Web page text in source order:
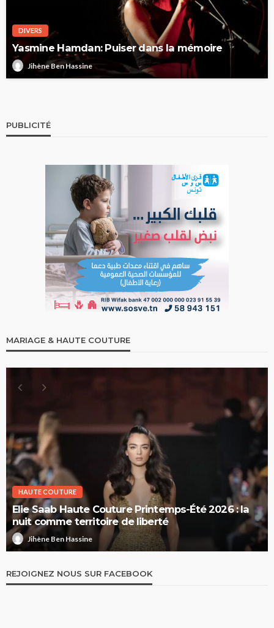
DIVERS
Yasmine Hamdan: Puiser dans la mémoire
Jihène Ben Hassine
PUBLICITÉ
MARIAGE & HAUTE COUTURE
HAUTE COUTURE
Elie Saab Haute Couture Printemps-Été 2026 : la
nuit comme territoire de liberté
Jihène Ben Hassine
REJOIGNEZ NOUS SUR FACEBOOK